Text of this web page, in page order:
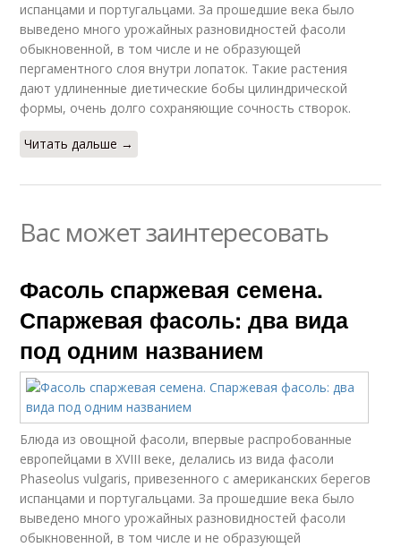
испанцами и португальцами. За прошедшие века было
выведено много урожайных разновидностей фасоли
обыкновенной, в том числе и не образующей
пергаментного слоя внутри лопаток. Такие растения
дают удлиненные диетические бобы цилиндрической
формы, очень долго сохраняющие сочность створок.
Читать дальше →
Вас может заинтересовать
Фасоль спаржевая семена.
Спаржевая фасоль: два вида
под одним названием
Блюда из овощной фасоли, впервые распробованные
европейцами в XVIII веке, делались из вида фасоли
Phaseolus vulgaris, привезенного с американских берегов
испанцами и португальцами. За прошедшие века было
выведено много урожайных разновидностей фасоли
обыкновенной, в том числе и не образующей